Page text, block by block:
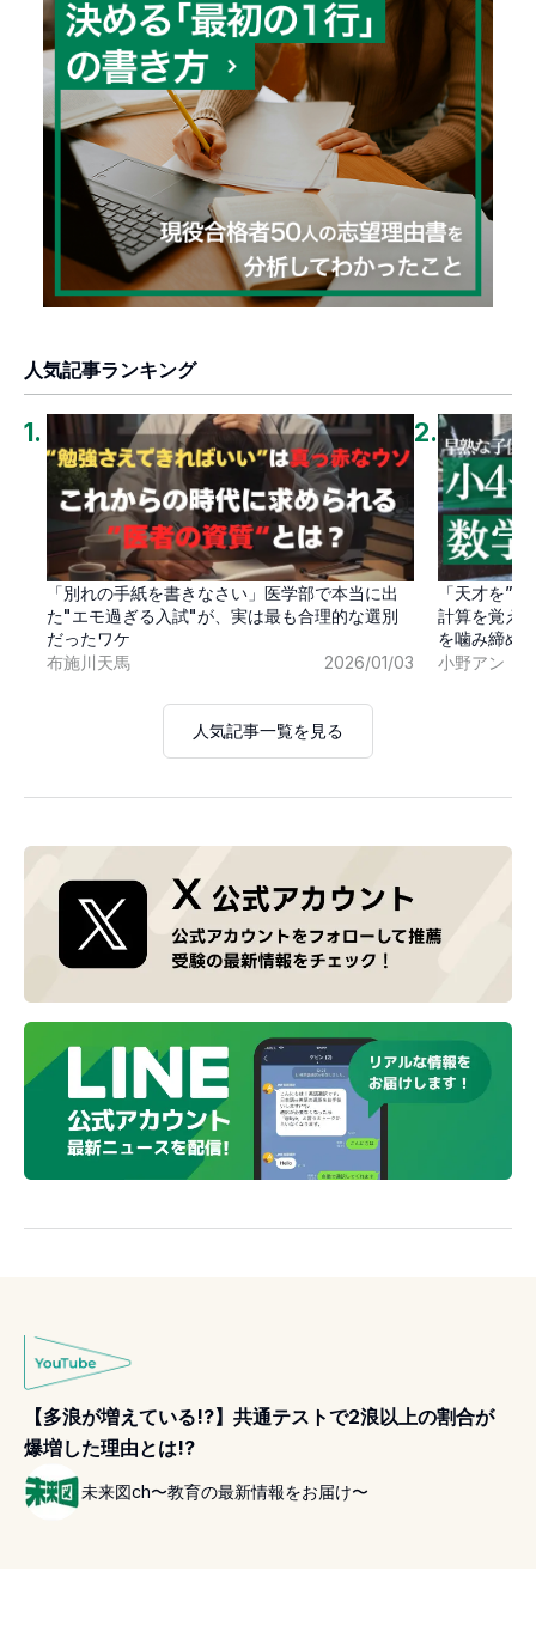
人気記事ランキング
1.
「別れの手紙を書きなさい」医学部で本当に出
た"エモ過ぎる入試"が、実は最も合理的な選別
だったワケ
布施川天馬
2026/01/03
2.
「天才を”
計算を覚え
を噛み締め
小野アン
人気記事一覧を見る
【多浪が増えている!?】共通テストで2浪以上の割合が
爆増した理由とは!?
未来図ch〜教育の最新情報をお届け〜